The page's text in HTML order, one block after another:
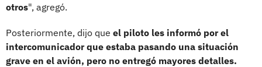
otros", agregó.
Posteriormente, dijo que el piloto les informó por el
intercomunicador que estaba pasando una situación
grave en el avión, pero no entregó mayores detalles.